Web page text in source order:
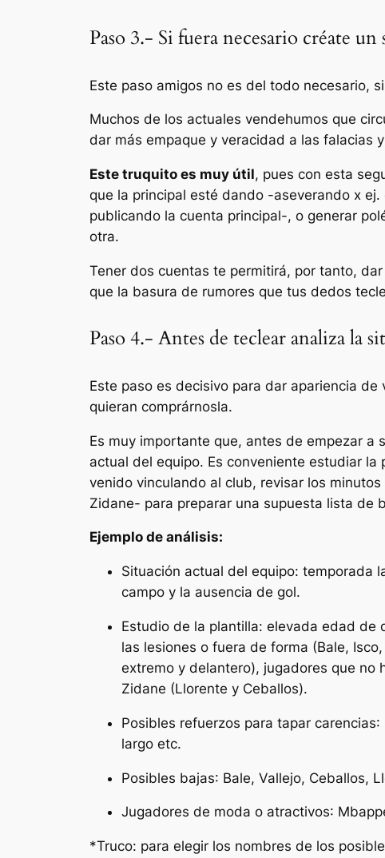
Paso 3.- Si fuera necesario créate
Este paso amigos no es del todo necesario,
Muchos de los actuales vendehumos que
dar más empaque y veracidad a las falacias
Este truquito es muy útil, pues con esta
que la principal esté dando -aseverando x
publicando la cuenta principal-, o generar
otra.
Tener dos cuentas te permitirá, por tanto,
que la basura de rumores que tus dedos
Paso 4.- Antes de teclear analiza la
Este paso es decisivo para dar apariencia
quieran comprárnosla.
Es muy importante que, antes de empezar a
actual del equipo. Es conveniente estudiar
venido vinculando al club, revisar los
Zidane- para preparar una supuesta lista de
Ejemplo de análisis:
Situación actual del equipo: temporada
campo y la ausencia de gol.
Estudio de la plantilla: elevada edad de
las lesiones o fuera de forma (Bale,
extremo y delantero), jugadores que no
Zidane (Llorente y Ceballos).
Posibles refuerzos para tapar carencias:
largo etc.
Posibles bajas: Bale, Vallejo, Ceballos,
Jugadores de moda o atractivos:
*Truco: para elegir los nombres de los